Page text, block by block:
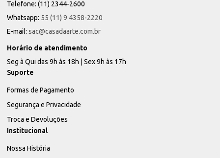
Telefone: (11) 2344-2600
Whatsapp: 55 (11) 9 4358-2220
E-mail: sac@casadaarte.com.br
Horário de atendimento
Seg à Qui das 9h às 18h | Sex 9h às 17h
Suporte
Formas de Pagamento
Segurança e Privacidade
Troca e Devoluções
Institucional
Nossa História